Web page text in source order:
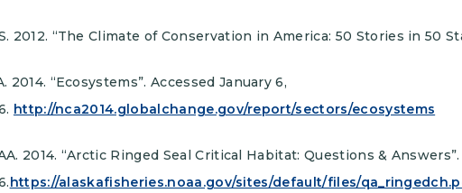
2012. “The Climate of Conservation in America: 50 Stories in 50
2014. “Ecosystems”. Accessed January 6,
http://nca2014.globalchange.gov/report/sectors/ecosystems
2014. “Arctic Ringed Seal Critical Habitat: Questions &
https://alaskafisheries.noaa.gov/sites/default/files/